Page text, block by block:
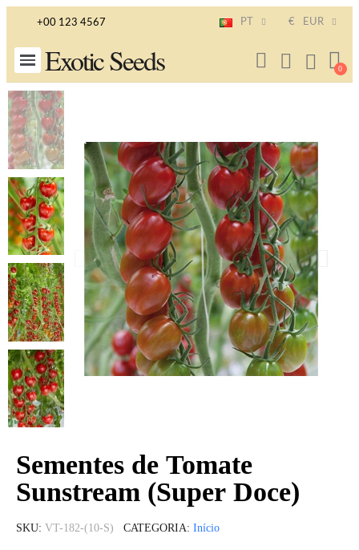
+00 123 4567 PT € EUR
Exotic Seeds
Sementes de Tomate
Sunstream (Super Doce)
SKU VT-182-(10-S) CATEGORIA Início